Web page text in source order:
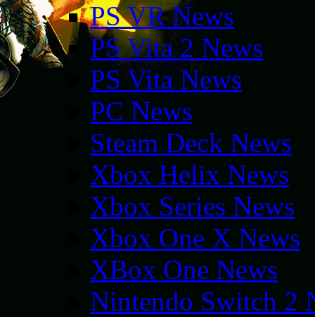
PS VR News
PS Vita 2 News
PS Vita News
PC News
Steam Deck News
Xbox Helix News
Xbox Series News
Xbox One X News
XBox One News
Nintendo Switch 2